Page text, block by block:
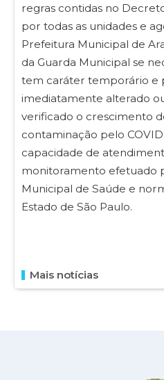
regras contidas no
por todas as unidades e
Prefeitura Municipal de
da Guarda Municipal se
tem caráter temporário e
imediatamente alterado
verificado o crescimento
contaminação pelo
capacidade de
monitoramento efetuado
Municipal de Saúde e
Estado de São Paulo.
Mais notícias